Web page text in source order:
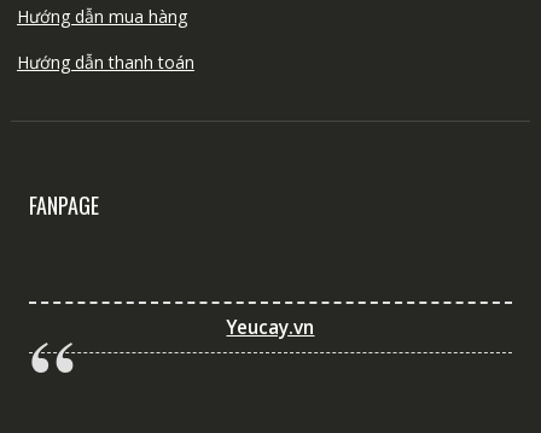
Hướng dẫn mua hàng
Hướng dẫn thanh toán
FANPAGE
Yeucay.vn